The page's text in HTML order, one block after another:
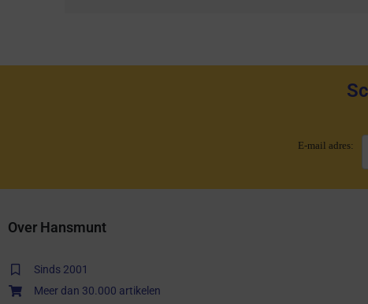
E-mail adres:
Over Hansmunt
Sinds 2001
Meer dan 30.000 artikelen